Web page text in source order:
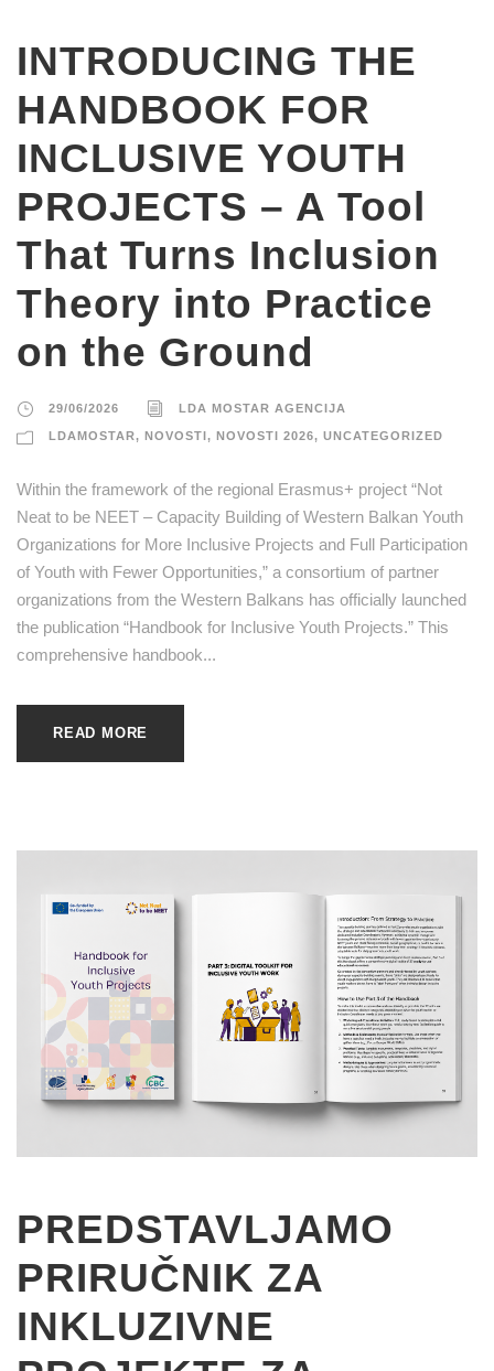
INTRODUCING THE
HANDBOOK FOR
INCLUSIVE YOUTH
PROJECTS – A Tool
That Turns Inclusion
Theory into Practice
on the Ground
29/06/2026 LDA MOSTAR AGENCIJA
LDAMOSTAR, NOVOSTI, NOVOSTI 2026, UNCATEGORIZED
Within the framework of the regional Erasmus+ project “Not
Neat to be NEET – Capacity Building of Western Balkan Youth
Organizations for More Inclusive Projects and Full Participation
of Youth with Fewer Opportunities,” a consortium of partner
organizations from the Western Balkans has officially launched
the publication “Handbook for Inclusive Youth Projects.” This
comprehensive handbook...
READ MORE
PREDSTAVLJAMO
PRIRUČNIK ZA
INKLUZIVNE